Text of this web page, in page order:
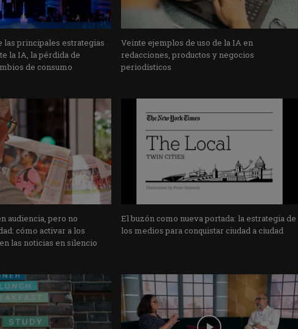
las principales estrategias
la IA, la pérdida de
de consumo
Veinte ejemplos de uso de la IA en
redacciones, productos y negocios
periodísticos
audiencia, pero no
cómo activar a los
las noticias en silencio
El buzón como nueva portada: la estrategia de
los medios para conquistar ciudad a ciudad